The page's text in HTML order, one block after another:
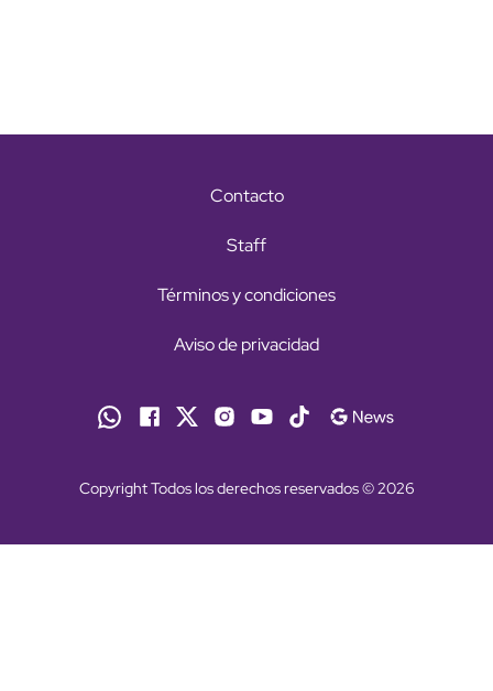
Contacto
Staff
Términos y condiciones
Aviso de privacidad
Copyright Todos los derechos reservados © 2026